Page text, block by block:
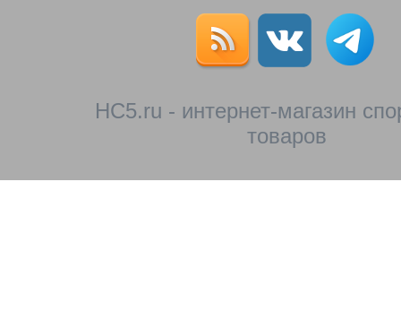
HC5.ru - интернет-магазин
товаров